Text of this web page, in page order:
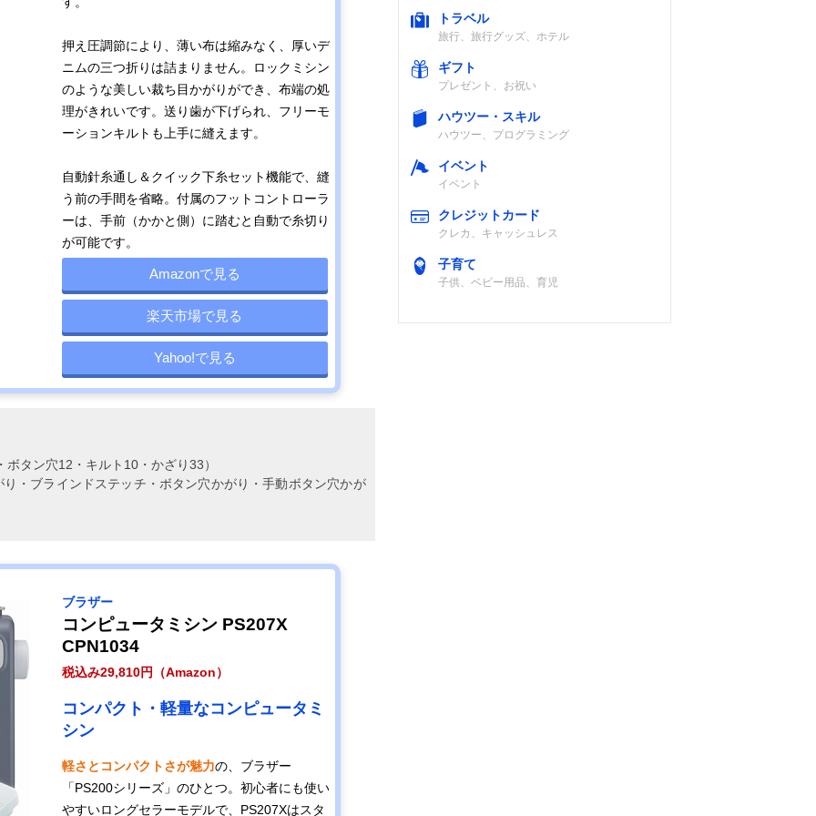
い・縁かがり
幅40.6×奥行
17.4×高さ
29.8cm
基本・ファスナ
ー・サテン・た
タンホール・ま
つり縫い
彩なアレンジ
楽しめる自動
幅41.3×奥行
17.8×高さ
29.6cm
4.6kg
ジグザグ・ボタ
ち目かがり・
片・まつり縫
い・模様縫い
トロデザイン
幅44×奥行24×
高さ30.5cm
押え圧調節により、薄い布は縮みなく、厚いデ
ニムの三つ折りは詰まりません。ロックミシン
のような美しい裁ち目かがりができ、布端の処
理がきれいです。送り歯が下げられ、フリーモ
ーションキルトも上手に縫えます。
自動針糸通し＆クイック下糸セット機能で、縫
う前の手間を省略。付属のフットコントローラ
ーは、手前（かかと側）に踏むと自動で糸切り
が可能です。
Amazonで見る
楽天市場で見る
Yahoo!で見る
タン穴12・キルト10・かざり33）
り・ブラインドステッチ・ボタン穴かがり・手動ボタン穴かが
‎ブラザー
コンピュータミシン PS207X
CPN1034
税込み29,810円（Amazon）
コンパクト・軽量なコンピュータミ
シン
軽さとコンパクトさが魅力の、ブラザー
「PS200シリーズ」のひとつ。初心者にも使い
やすいロングセラーモデルで、PS207Xはスタ
トラベル
旅行、旅行グッズ、ホテル
ギフト
プレゼント、お祝い
ハウツー・スキル
ハウツー、プログラミング
イベント
イベント
クレジットカード
クレカ、キャッシュレス
子育て
子供、ベビー用品、育児